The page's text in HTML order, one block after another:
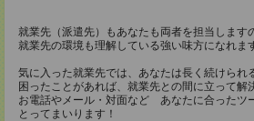
就業先（派遣先）もあなたも両者を担当します
就業先の環境も理解している強い味方になれま
気に入った就業先では、あなたは長く続けられ
困ったことがあれば、就業先との間に立って解
お電話やメール・対面など あなたに合ったツ
とってまいります！